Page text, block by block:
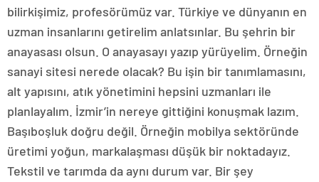
bilirkişimiz, profesörümüz var. Türkiye ve dünyanın en
uzman insanlarını getirelim anlatsınlar. Bu şehrin bir
anayasası olsun. O anayasayı yazıp yürüyelim. Örneğin
sanayi sitesi nerede olacak? Bu işin bir tanımlamasını,
alt yapısını, atık yönetimini hepsini uzmanları ile
planlayalım. İzmir’in nereye gittiğini konuşmak lazım.
Başıboşluk doğru değil. Örneğin mobilya sektöründe
üretimi yoğun, markalaşması düşük bir noktadayız.
Tekstil ve tarımda da aynı durum var. Bir şey